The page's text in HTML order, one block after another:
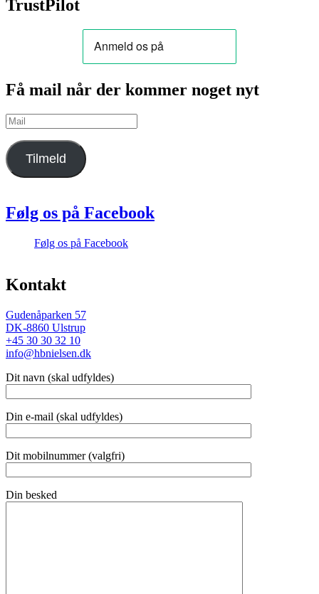
TrustPilot
Få mail når der kommer noget nyt
Mail
Tilmeld
Følg os på Facebook
Følg os på Facebook
Kontakt
Gudenåparken 57
DK-8860 Ulstrup
+45 30 30 32 10
info@hbnielsen.dk
Dit navn (skal udfyldes)
Din e-mail (skal udfyldes)
Dit mobilnummer (valgfri)
Din besked